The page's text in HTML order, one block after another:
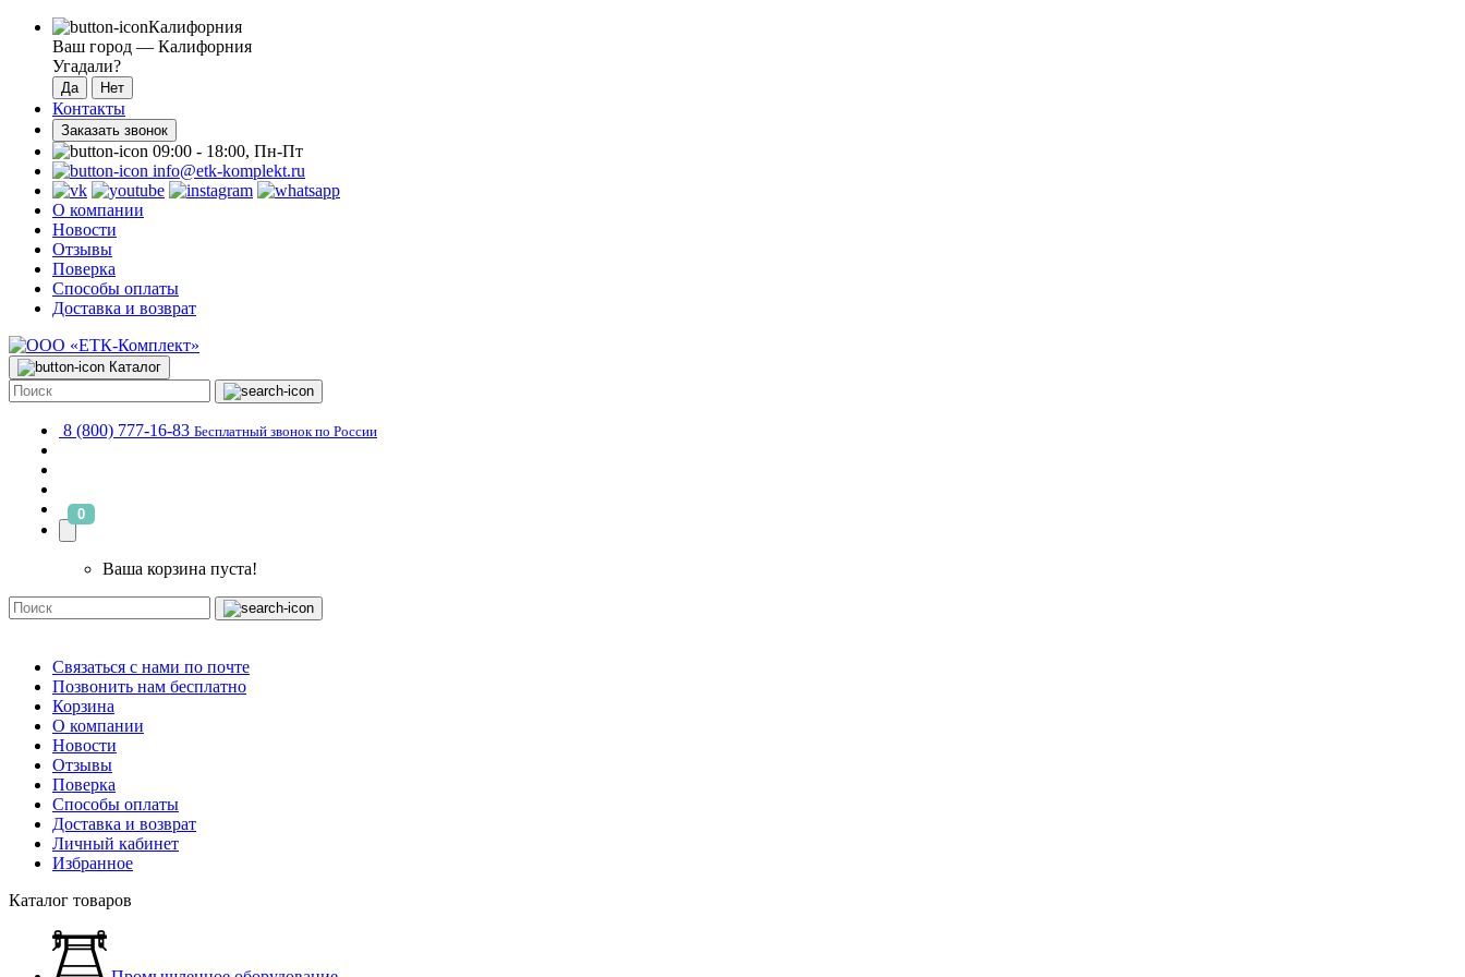
Калифорния
Ваш город — Калифорния
Угадали?
Контакты
Заказать звонок
09:00 - 18:00, Пн-Пт
info@etk-komplekt.ru
О компании
Новости
Отзывы
Поверка
Способы оплаты
Доставка и возврат
Каталог
8 (800) 777-16-83 Бесплатный звонок по России
0
Ваша корзина пуста!
Связаться с нами по почте
Позвонить нам бесплатно
Корзина
О компании
Новости
Отзывы
Поверка
Способы оплаты
Доставка и возврат
Личный кабинет
Избранное
Каталог товаров